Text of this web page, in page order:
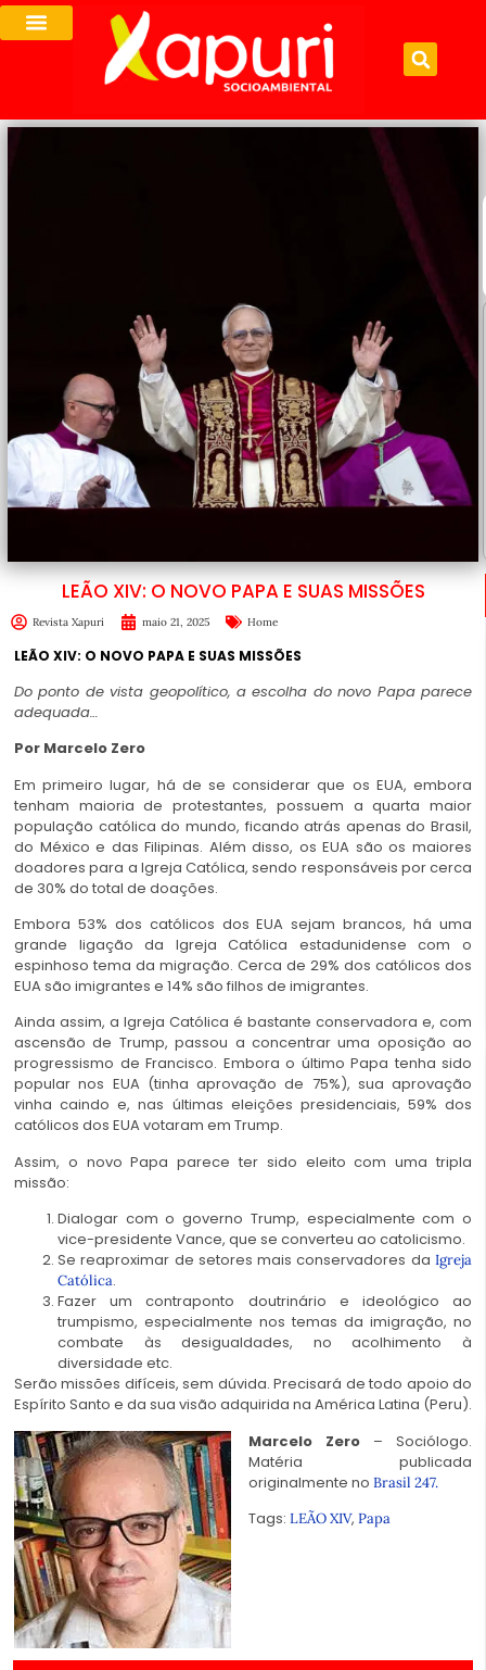
LEÃO XIV: O NOVO PAPA E SUAS MISSÕES
Revista Xapuri maio 21, 2025 Home
LEÃO XIV: O NOVO PAPA E SUAS MISSÕES
Do ponto de vista geopolítico, a escolha do novo Papa parece
adequada…
Por Marcelo Zero
Em primeiro lugar, há de se considerar que os EUA, embora
tenham maioria de protestantes, possuem a quarta maior
população católica do mundo, ficando atrás apenas do Brasil,
do México e das Filipinas. Além disso, os EUA são os maiores
doadores para a Igreja Católica, sendo responsáveis por cerca
de 30% do total de doações.
Embora 53% dos católicos dos EUA sejam brancos, há uma
grande ligação da Igreja Católica estadunidense com o
espinhoso tema da migração. Cerca de 29% dos católicos dos
EUA são imigrantes e 14% são filhos de imigrantes.
Ainda assim, a Igreja Católica é bastante conservadora e, com
ascensão de Trump, passou a concentrar uma oposição ao
progressismo de Francisco. Embora o último Papa tenha sido
popular nos EUA (tinha aprovação de 75%), sua aprovação
vinha caindo e, nas últimas eleições presidenciais, 59% dos
católicos dos EUA votaram em Trump.
Assim, o novo Papa parece ter sido eleito com uma tripla
missão:
Dialogar com o governo Trump, especialmente com o
vice-presidente Vance, que se converteu ao catolicismo.
Se reaproximar de setores mais conservadores da Igreja
Católica.
Fazer um contraponto doutrinário e ideológico ao
trumpismo, especialmente nos temas da imigração, no
combate às desigualdades, no acolhimento à
diversidade etc.
Serão missões difíceis, sem dúvida. Precisará de todo apoio do
Espírito Santo e da sua visão adquirida na América Latina (Peru).
Marcelo Zero – Sociólogo.
Matéria publicada
originalmente no Brasil 247.
Tags: LEÃO XIV, Papa